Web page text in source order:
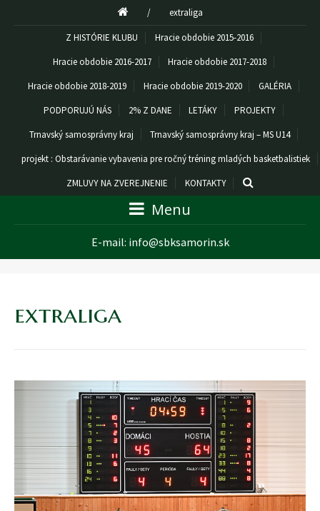
/ extraliga
Z HISTÓRIE KLUBU
Hracie obdobie 2015-2016
Hracie obdobie 2016-2017
Hracie obdobie 2017-2018
Hracie obdobie 2018-2019
Hracie obdobie 2019-2020
GALÉRIA
PODPORUJÚ NÁS
2% Z DANE LETÁKY
PROJEKTY
Trnavský samosprávny kraj
Trnavský samosprávny kraj – MS U14
projekt : Obstarávanie vybavenia pre ročný tréning mladých basketbalistiek
ZMLUVY NA ZVEREJNENIE
KONTAKTY
Menu
E-mail: info@sbksamorin.sk
extraliga